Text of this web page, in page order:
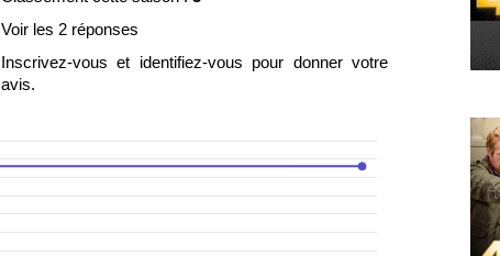
Voir les 2 réponses
Inscrivez-vous et identifiez-vous pour donner votre
avis.